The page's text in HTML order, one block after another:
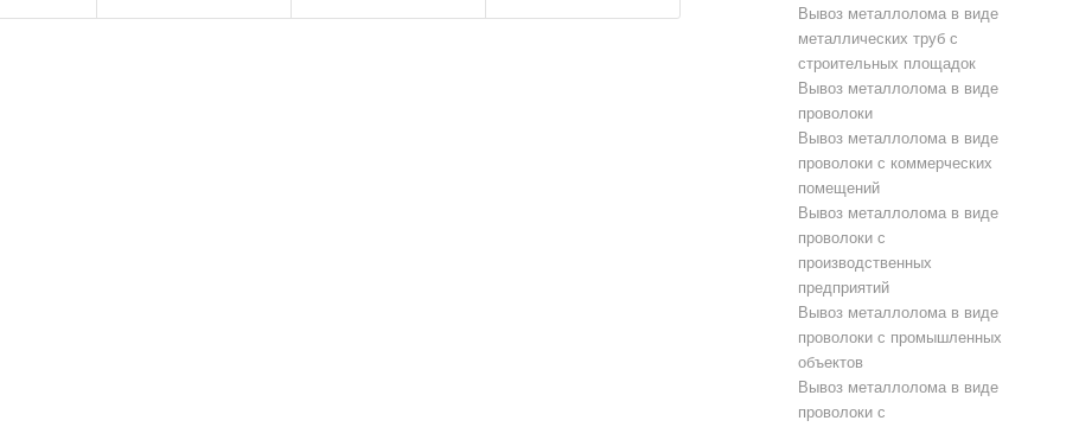
Вывоз металлолома в виде
металлических труб с
строительных площадок
Вывоз металлолома в виде
проволоки
Вывоз металлолома в виде
проволоки с коммерческих
помещений
Вывоз металлолома в виде
проволоки с
производственных
предприятий
Вывоз металлолома в виде
проволоки с промышленных
объектов
Вывоз металлолома в виде
проволоки с